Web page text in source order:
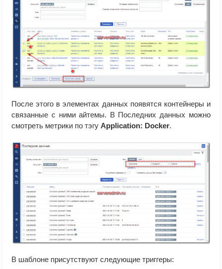
После этого в элементах данных появятся контейнеры и
связанные с ними айтемы. В Последних данных можно
смотреть метрики по тэгуApplication: Docker.
В шаблоне присутствуют следующие триггеры: